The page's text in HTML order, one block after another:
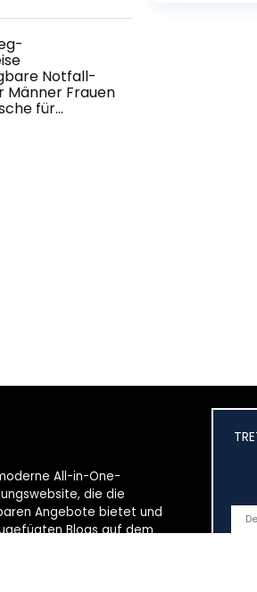
Notfall-
Männer Frauen
für…
All-in-One-
die die
Angebote bietet und
Blogs auf dem